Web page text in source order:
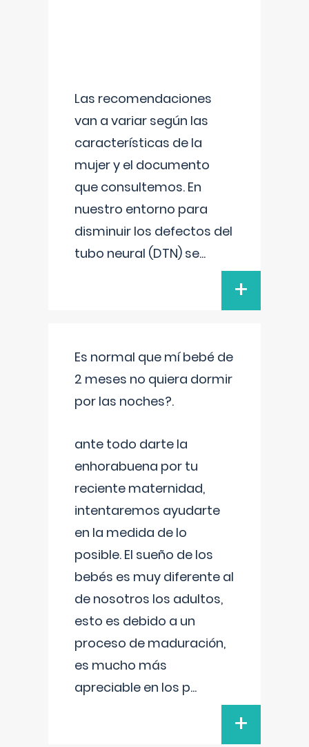
Las recomendaciones
van a variar según las
características de la
mujer y el documento
que consultemos. En
nuestro entorno para
disminuir los defectos del
tubo neural (DTN) se...
+
Es normal que mí bebé de
2 meses no quiera dormir
por las noches?.
ante todo darte la
enhorabuena por tu
reciente maternidad,
intentaremos ayudarte
en la medida de lo
posible. El sueño de los
bebés es muy diferente al
de nosotros los adultos,
esto es debido a un
proceso de maduración,
es mucho más
apreciable en los p...
+